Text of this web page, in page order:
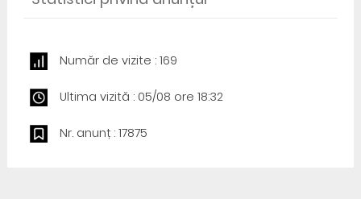
Număr de vizite : 169
Ultima vizită : 05/08 ore 18:32
Nr. anunț : 17875